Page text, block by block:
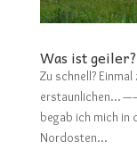
Was ist
Zu schnell?
erstaunlichen…
begab ich mich in
Nordosten...